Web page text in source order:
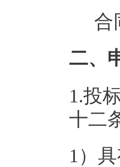
合
二、
1.投
十二
1）